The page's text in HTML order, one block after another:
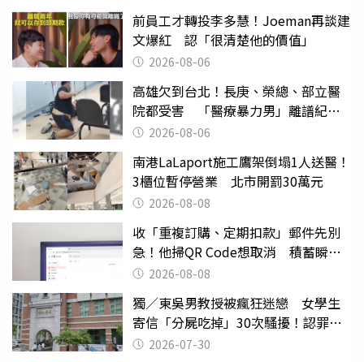
前員工才轉投李多慧！Joeman再談建
文爆紅 認「很清楚他的價值」
2026-08-06
高雄欠到台北！長庚、榮總、部立醫
院都受害 「醫療暴力男」離譜紀錄
曝光2026-08-06
南港LaLaport施工鷹架倒塌1人送醫！
3櫃位暫停營業 北市開罰30萬元
2026-08-08
收「重複訂購、定期扣款」郵件先別
急！他掃QR Code想取消 積蓄瞬間
蒸發2026-08-08
獨／東吳男教授被瘋狂迷戀 女學生
寄信「分屍吃掉」30次騷擾！認罪免
關 2026-07-30